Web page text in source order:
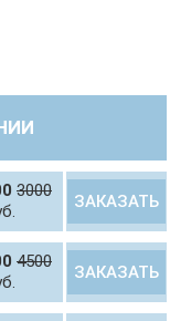
3000
ЗАКАЗАТЬ
4500
ЗАКАЗАТЬ